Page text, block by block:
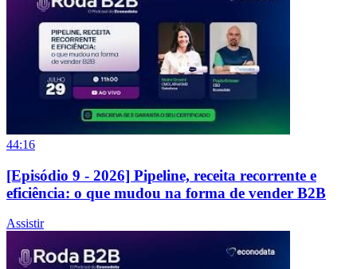
44:16
[Episódio 9 - 2026] Pipeline, receita recorrente e
eficiência: o que mudou na forma de vender B2B
Assistir